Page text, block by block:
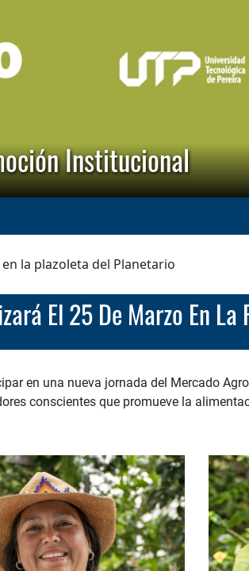
Institucional
la plazoleta del Planetario
El 25 De Marzo En
en una nueva jornada del Mercado
conscientes que promueve la